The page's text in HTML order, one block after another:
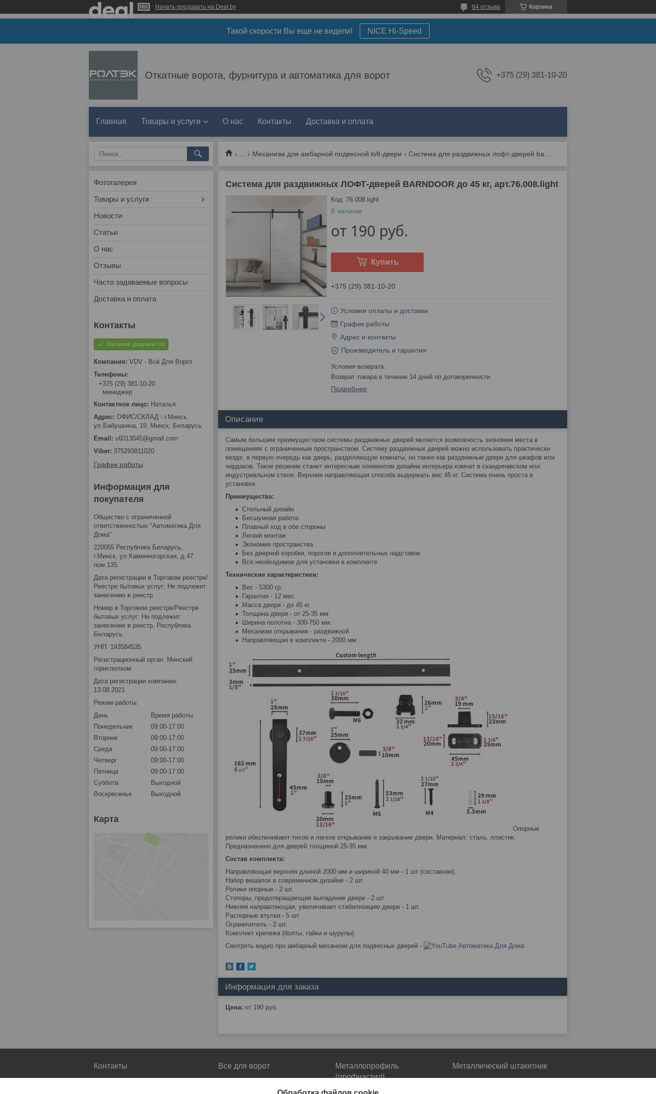
Начать продавать на Deal.by Корзина
64 отзыва
Такой скорости Вы еще не видели! NICE Hi-Speed
Откатные ворота, фурнитура и автоматика для ворот +375 (29) 381-10-20
Главная Товары и услуги О нас Контакты Доставка и оплата
Механизм для амбарной подвесной loft-двери
Система для раздвижных ЛОФТ-дверей BARNDOOR до 45 кг, арт.76.008.light
В наличии
Код: 76.008.light
от 190 руб.
Купить
+375 (29) 381-10-20
Условия оплаты и доставки
График работы
Адрес и контакты
Производитель и гарантия
возврат товара в течение 14 дней по договоренности
Подробнее
Описание
Самым большим преимуществом системы раздвижных дверей является возможность экономии места в
помещениях с ограниченным пространством. Систему раздвижных дверей можно использовать практически
везде, в первую очередь как дверь, разделяющую комнаты, но также как раздвижные двери для шкафов или
чердаков. Такое решение станет интересным элементом дизайна интерьера комнат в скандинавском или
индустриальном стиле. Верхняя направляющая способа выдержать вес 45 кг. Система очень проста в
установке.
Преимущества:
Стильный дизайн
Бесшумная работа
Плавный ход в обе стороны
Легкий монтаж
Экономия пространства
Без дверной коробки, порогов и дополнительных надставок
Все необходимое для установки в комплекте
Технические характеристики:
Вес - 5300 гр.
Гарантия - 12 мес
Масса двери - до 45 кг.
Толщина двери - от 25-35 мм
Ширина полотна - 300-750 мм.
Механизм открывания - раздвижной
Направляющая в комплекте - 2000 мм
Опорные
ролики обеспечивают тихое и легкое открывание и закрывание двери. Материал: сталь, пластик.
Предназначено для дверей толщиной 25-35 мм.
Состав комплекта:
Направляющая верхняя длиной 2000 мм и шириной 40 мм - 1 шт (составная).
Набор вешалок в современном дизайне - 2 шт.
Ролики опорные - 2 шт.
Стопоры, предотвращающие выпадение двери - 2 шт.
Нижняя направляющая, увеличивает стабилизацию двери - 1 шт.
Распорные втулки - 5 шт.
Ограничитель - 2 шт.
Комплект крепежа (болты, гайки и шурупы).
Смотреть видео про амбарный механизм для подвесных дверей -
Информация для заказа
Цена: от 190 руб.
Фотогалерея
Товары и услуги
Новости
Статьи
О нас
Отзывы
Часто задаваемые вопросы
Доставка и оплата
Наличие документов
VDV - Всё Для Ворот
+375 (29) 381-10-20
менеджер
Наталья
ОФИС/СКЛАД - г.Минск,
ул.Бабушкина, 19, Минск, Беларусь
v6013045@gmail.com
375293811020
График работы
Информация для
покупателя
Общество с ограниченной
ответственностью "Автоматика Для
Дома"
220055 Республика Беларусь,
г.Минск, ул.Каменногорская, д.47
пом.135.
Дата регистрации в Торговом реестре/
Реестре бытовых услуг: Не подлежит
занесению в реестр
Номер в Торговом реестре/Реестре
бытовых услуг: Не подлежит
занесению в реестр, Республика
Беларусь
УНП: 193584535
Регистрационный орган: Минский
горисполком
Дата регистрации компании:
13.08.2021
Режим работы:
День
Время работы
Понедельник
09:00-17:00
Вторник
09:00-17:00
Среда
09:00-17:00
Четверг
09:00-17:00
Пятница
09:00-17:00
Суббота
Выходной
Воскресенье
Выходной
Карта
Контакты
Главный сайт
Все для ворот
Автоматика для ворот
Металлопрофиль
(профнастил)
Металлопрофиль в наличии на
Металлический штакетник
Металлический штакетник